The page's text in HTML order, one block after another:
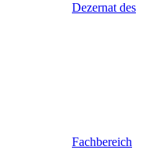
Dezernat des
Fachbereich